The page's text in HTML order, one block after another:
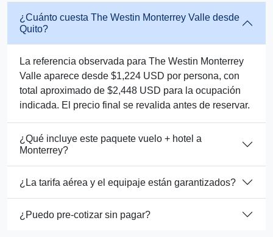
¿Cuánto cuesta The Westin Monterrey Valle desde
Quito?
La referencia observada para The Westin Monterrey
Valle aparece desde $1,224 USD por persona, con
total aproximado de $2,448 USD para la ocupación
indicada. El precio final se revalida antes de reservar.
¿Qué incluye este paquete vuelo + hotel a
Monterrey?
¿La tarifa aérea y el equipaje están garantizados?
¿Puedo pre-cotizar sin pagar?